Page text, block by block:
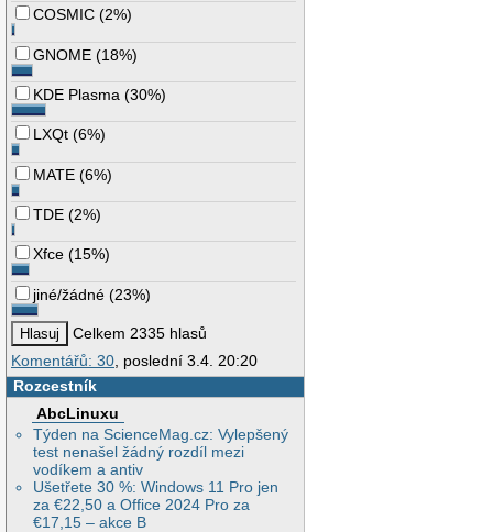
COSMIC (2%)
GNOME (18%)
KDE Plasma (30%)
LXQt (6%)
MATE (6%)
TDE (2%)
Xfce (15%)
jiné/žádné (23%)
Celkem 2335 hlasů
Komentářů: 30, poslední 3.4. 20:20
Rozcestník
AbcLinuxu
Týden na ScienceMag.cz: Vylepšený
test nenašel žádný rozdíl mezi
vodíkem a antiv
Ušetřete 30 %: Windows 11 Pro jen
za €22,50 a Office 2024 Pro za
€17,15 – akce B